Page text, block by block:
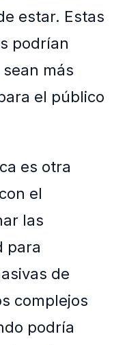
estar. Estas
podrían
más
el público
es otra
el
las
para
de
complejos
podría